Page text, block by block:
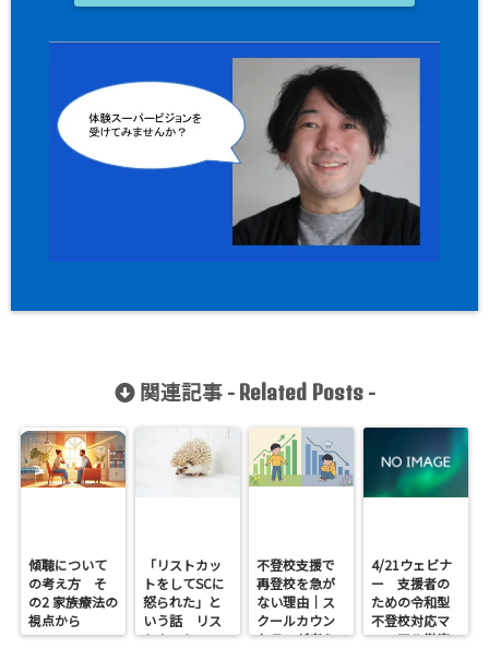
関連記事 - Related Posts-
傾聴について
の考え方 そ
の2 家族療法の
視点から
「リストカッ
トをしてSCに
怒られた」と
いう話 リス
トカットへの
不登校支援で
再登校を急が
ない理由｜ス
クールカウン
セラーが考え
4/21ウェビナ
ー 支援者の
ための令和型
不登校対応マ
ニュアル徹底